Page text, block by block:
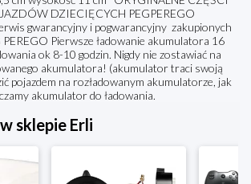
DZIECIĘCYCH PEGPEREGO
gwarancyjny i pogwarancyjny zakupionych
PEREGO Pierwsze ładowanie akumulatora 16
ok 8-10 godzin. Nigdy nie zostawiać na
akumulatora! (akumulator traci swoją
pojazdem na rozładowanym akumulatorze, jak
akumulator do ładowania.
sklepie Erli